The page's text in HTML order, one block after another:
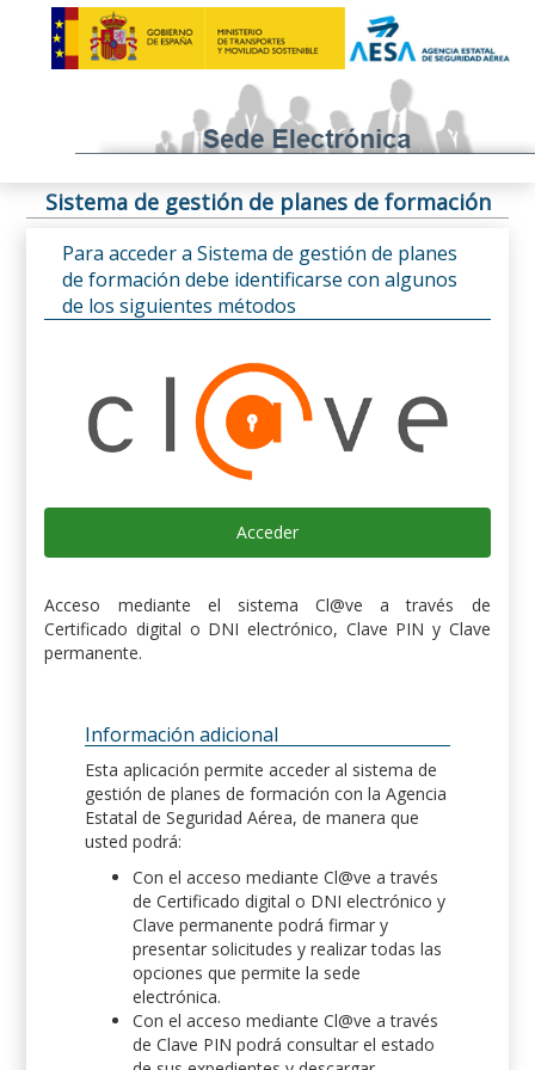
Sistema de gestión de planes de formación
Para acceder a Sistema de gestión de planes
de formación debe identificarse con algunos
de los siguientes métodos
Acceder
Acceso mediante el sistema Cl@ve a través de
Certificado digital o DNI electrónico, Clave PIN y Clave
permanente.
Información adicional
Esta aplicación permite acceder al sistema de
gestión de planes de formación con la Agencia
Estatal de Seguridad Aérea, de manera que
usted podrá:
Con el acceso mediante Cl@ve a través
de Certificado digital o DNI electrónico y
Clave permanente podrá firmar y
presentar solicitudes y realizar todas las
opciones que permite la sede
electrónica.
Con el acceso mediante Cl@ve a través
de Clave PIN podrá consultar el estado